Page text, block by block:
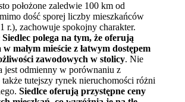
położone zaledwie 100 km od
dość sporej liczby mieszkańców
r.), zachowuje spokojny charakter.
polega na tym, że oferują
małym mieście z łatwym dostępem
zawodowych w stolicy. Nie
jest odmienny w porównaniu z
także tutejszy rynek nieruchomości różni
Siedlce oferują przystępne ceny